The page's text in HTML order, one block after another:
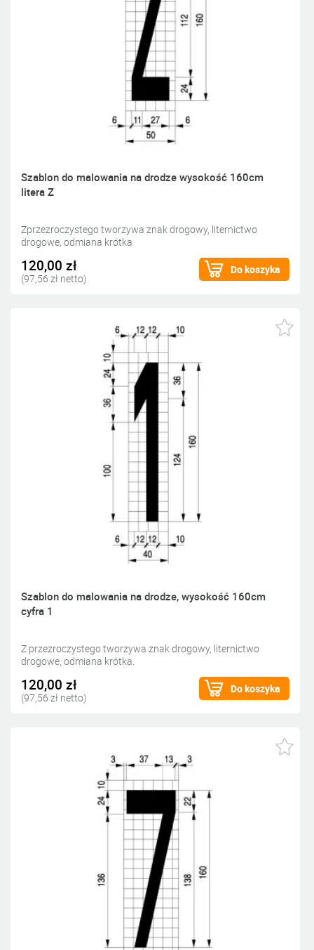
Szablon do malowania na drodze wysokość 160cm
litera Z
Zprzezroczystego tworzywa znak drogowy, liternictwo
drogowe, odmiana krótka
120,00 zł
(97,56 zł netto)
Do koszyka
Szablon do malowania na drodze, wysokość 160cm
cyfra 1
Z przezroczystego tworzywa znak drogowy, liternictwo
drogowe, odmiana krótka.
120,00 zł
(97,56 zł netto)
Do koszyka